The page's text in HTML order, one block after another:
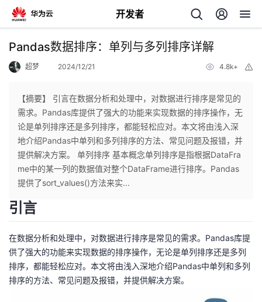
开发者
返
个
人
主
我
的
发
者
Pandas数据排序：单列与多列排序详解
超梦 2024/12/21 4.8k+
【摘要】 引言在数据分析和处理中，对数据进行排序是常见的
需求。Pandas库提供了强大的功能来实现数据的排序操作，无
论是单列排序还是多列排序，都能轻松应对。本文将由浅入深
地介绍Pandas中单列和多列排序的方法、常见问题及报错，并
提供解决方案。 单列排序 基本概念单列排序是指根据DataFra
me中的某一列的数据值对整个DataFrame进行排序。Pandas
提供了sort_values()方法来实...
引言
在数据分析和处理中，对数据进行排序是常见的需求。Pandas库提
供了强大的功能来实现数据的排序操作，无论是单列排序还是多列
排序，都能轻松应对。本文将由浅入深地介绍Pandas中单列和多列
排序的方法、常见问题及报错，并提供解决方案。